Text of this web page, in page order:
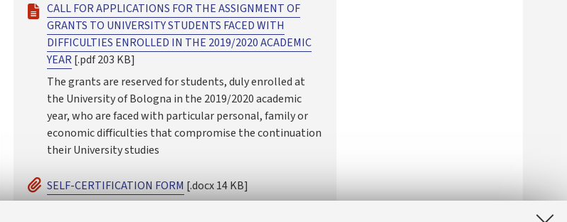
CALL FOR APPLICATIONS FOR THE ASSIGNMENT OF
GRANTS TO UNIVERSITY STUDENTS FACED WITH
DIFFICULTIES ENROLLED IN THE 2019/2020 ACADEMIC
YEAR[.pdf 203 KB]
The grants are reserved for students, duly enrolled at
the University of Bologna in the 2019/2020 academic
year, who are faced with particular personal, family or
economic difficulties that compromise the continuation
their University studies
SELF-CERTIFICATION FORM [.docx 14 KB]